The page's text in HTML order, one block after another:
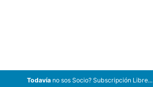
Todavíano sos Socio? Subscripción Libre...